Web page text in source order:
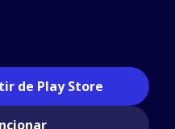
de Play Store